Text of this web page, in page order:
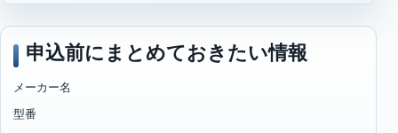
申込前にまとめておきたい情報
メーカー名
型番